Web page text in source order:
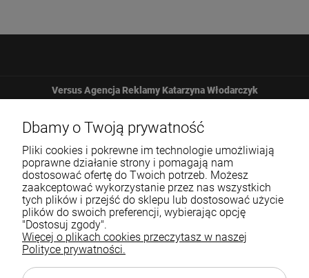
Versus Agencja Reklamy Katarzyna Włodarczyk
Żbicka 161
32-065 Krzeszowice
12 307 25 82
Pomoc
Dbamy o Twoją prywatność
Pliki cookies i pokrewne im technologie umożliwiają
poprawne działanie strony i pomagają nam
dostosować ofertę do Twoich potrzeb. Możesz
zaakceptować wykorzystanie przez nas wszystkich
tych plików i przejść do sklepu lub dostosować użycie
plików do swoich preferencji, wybierając opcję
"Dostosuj zgody".
Więcej o plikach cookies przeczytasz w naszej
Polityce prywatności.